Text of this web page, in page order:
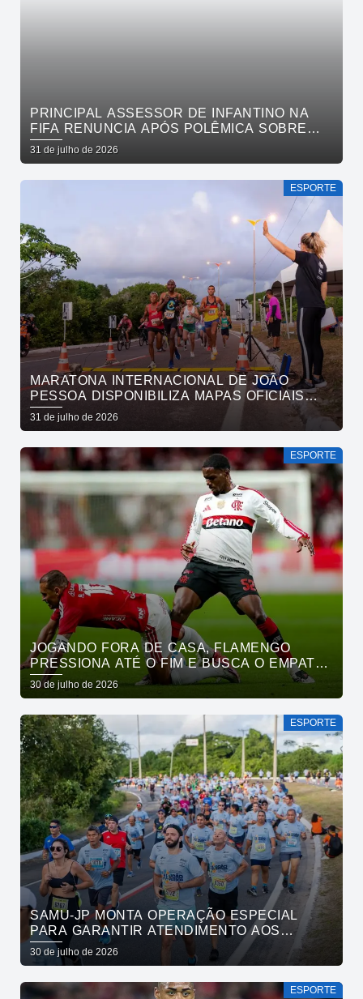
PRINCIPAL ASSESSOR DE INFANTINO NA
FIFA RENUNCIA APÓS POLÊMICA SOBRE
VENDA DE PARTICIPAÇÃO E BOICOTE DA
UEFA
31 de julho de 2026
ESPORTE
MARATONA INTERNACIONAL DE JOÃO
PESSOA DISPONIBILIZA MAPAS OFICIAIS
DAS PROVAS E ORIENTA ATLETAS SOBRE
TRAJETOS
31 de julho de 2026
ESPORTE
JOGANDO FORA DE CASA, FLAMENGO
PRESSIONA ATÉ O FIM E BUSCA O EMPATE
PELO BRASILEIRÃO
30 de julho de 2026
ESPORTE
SAMU-JP MONTA OPERAÇÃO ESPECIAL
PARA GARANTIR ATENDIMENTO AOS
ATLETAS DA MARATONA INTERNACIONAL
DE JOÃO PESSOA
30 de julho de 2026
ESPORTE